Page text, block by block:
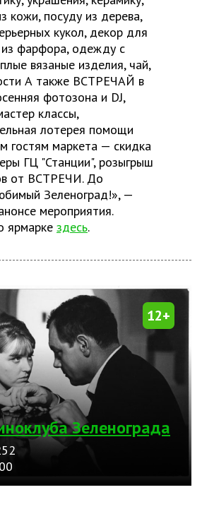
кожи, посуду из дерева,
кукол, декор для
фарфора, одежду с
вязаные изделия, чай,
А также ВСТРЕЧАЙ в
фотозона и DJ,
классы,
лотерея помощи
гостям маркета — скидка
ГЦ "Станции", розыгрыш
от ВСТРЕЧИ. До
Зеленоград!», —
мероприятия.
ярмарке здесь.
Зеленограда
12+